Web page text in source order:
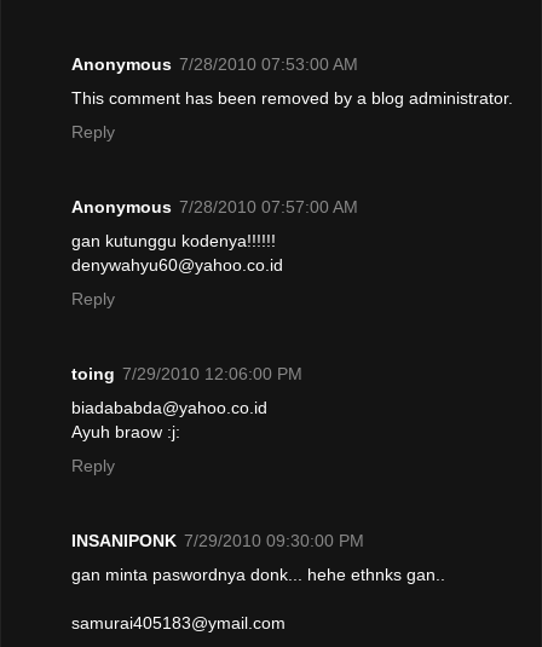
Anonymous 7/28/2010 07:53:00 AM
This comment has been removed by a blog administrator.
Reply
Anonymous 7/28/2010 07:57:00 AM
gan kutunggu kodenya!!!!!!
denywahyu60@yahoo.co.id
Reply
toing 7/29/2010 12:06:00 PM
biadababda@yahoo.co.id
Ayuh braow :j:
Reply
INSANIPONK 7/29/2010 09:30:00 PM
gan minta paswordnya donk... hehe ethnks gan..
samurai405183@ymail.com